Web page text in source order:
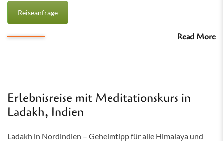
Reiseanfrage
Read More
Erlebnisreise mit Meditationskurs in
Ladakh, Indien
Ladakh in Nordindien – Geheimtipp für alle Himalaya und